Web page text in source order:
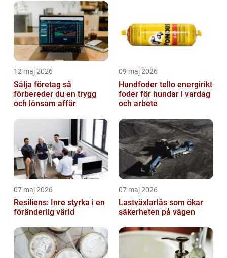
12 maj 2026
Sälja företag så
förbereder du en trygg
och lönsam affär
09 maj 2026
Hundfoder tello energirikt
foder för hundar i vardag
och arbete
07 maj 2026
Resiliens: Inre styrka i en
föränderlig värld
07 maj 2026
Lastväxlarlås som ökar
säkerheten på vägen